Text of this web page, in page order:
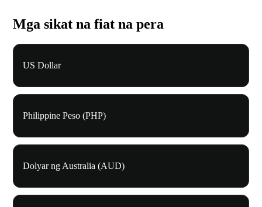
Mga sikat na fiat na pera
US Dollar
Philippine Peso (PHP)
Dolyar ng Australia (AUD)